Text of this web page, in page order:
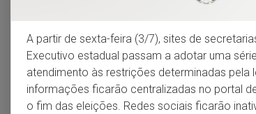
A partir de sexta-feira (3/7), sites de
Executivo estadual passam a adotar uma
atendimento às restrições determinadas pela
informações ficarão centralizadas no portal
o fim das eleições. Redes sociais ficarão
Meio ambiente
Demografia